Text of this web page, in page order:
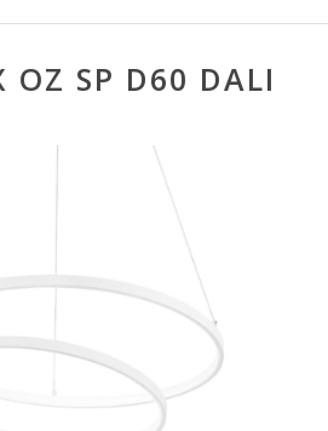
OZ SP D60 DALI